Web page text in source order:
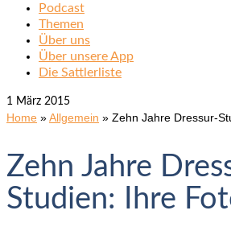
Podcast
Themen
Über uns
Über unsere App
Die Sattlerliste
1 März 2015
Home »Allgemein » Zehn Jahre Dressur-
Zehn Jahre
Studien: Ihre